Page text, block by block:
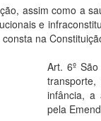
assim como a
e
na
Art. 6º
infância, a
pela